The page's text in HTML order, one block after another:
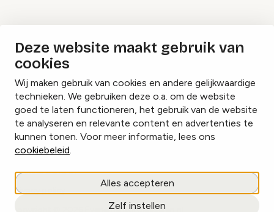
Deze website maakt gebruik van
cookies
Wij maken gebruik van cookies en andere gelijkwaardige
technieken. We gebruiken deze o.a. om de website
goed te laten functioneren, het gebruik van de website
te analyseren en relevante content en advertenties te
kunnen tonen. Voor meer informatie, lees ons
cookiebeleid.
Alles accepteren
Zelf instellen
Inspiratie en tips om evenementen te
organiseren?
Lees onze inspiratieblogs
Cookies beheren
Privacy policy
copyright © 2026 Evenementorganiseren.nl